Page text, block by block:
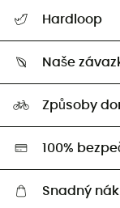
Vrácení zboží a peněz
Hardloop
Naši Ambasadoři
Naše
HardGreen
Způsoby
100%
Snadný